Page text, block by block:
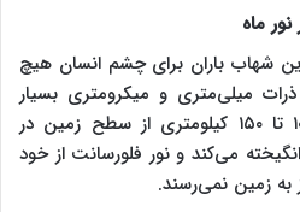
ماه
شهاب باران برای چشم انسان هیچ
میلی‌متری و میکرومتری بسیار
ریزی هستند که در فاصله ۱۰۰ تا ۱۵۰ کیلومتری از سطح زمین در
می‌کند و نور فلورسانت از خود
به زمین نمی‌رسند.